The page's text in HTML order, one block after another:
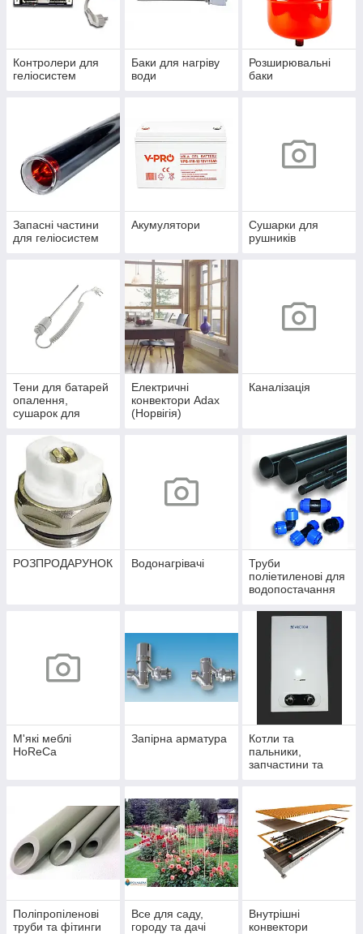
Контролери для
геліосистем
Баки для нагріву
води
Розширювальні
баки
Запасні частини
для геліосистем
Акумулятори
Сушарки для
рушників
Тени для батарей
опалення,
сушарок для
Електричні
конвектори Adax
(Норвігія)
Каналізація
РОЗПРОДАРУНОК Водонагрівачі
Труби
поліетиленові для
водопостачання
М'які меблі
HoReCa
Запірна арматура
Котли та
пальники,
запчастини та
Поліпропіленові
труби та фітинги
Все для саду,
городу та дачі
Внутрішні
конвектори